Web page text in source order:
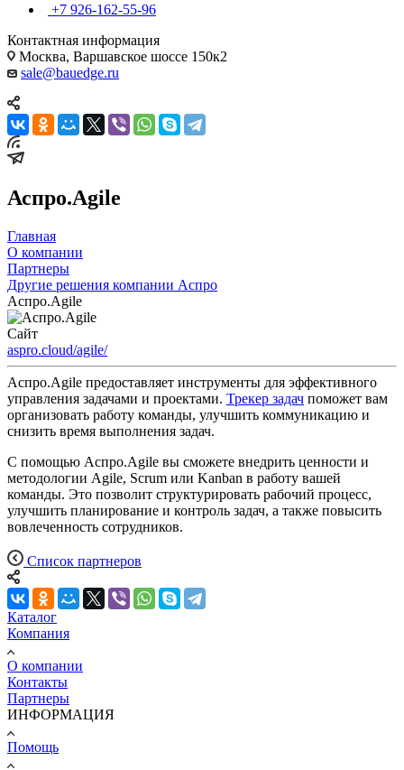
+7 926-162-55-96
Контактная информация
Москва, Варшавское шоссе 150к2
sale@bauedge.ru
Аспро.Agile
Главная
О компании
Партнеры
Другие решения компании Аспро
Аспро.Agile
Сайт
aspro.cloud/agile/
Аспро.Agile предоставляет инструменты для эффективного
управления задачами и проектами. Трекер задач поможет вам
организовать работу команды, улучшить коммуникацию и
снизить время выполнения задач.
С помощью Аспро.Agile вы сможете внедрить ценности и
методологии Agile, Scrum или Kanban в работу вашей
команды. Это позволит структурировать рабочий процесс,
улучшить планирование и контроль задач, а также повысить
вовлеченность сотрудников.
Список партнеров
Каталог
Компания
О компании
Контакты
Партнеры
ИНФОРМАЦИЯ
Помощь